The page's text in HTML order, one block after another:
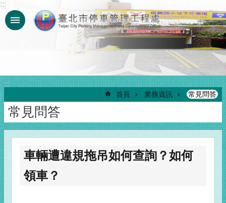
跳到主要內容區塊
:::
:::
首頁 業務資訊 常見問答
常見問答
車輛遭違規拖吊如何查詢？如何
領車？